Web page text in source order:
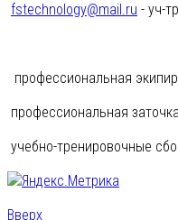
fstechnology@mail.ru - уч-
профессиональная
профессиональная
учебно-тренировочные
Вверх